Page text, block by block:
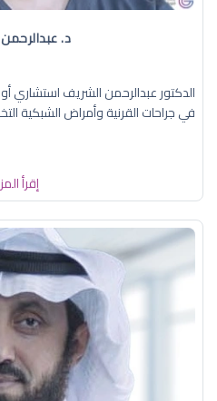
د.
الدكتور عبدالرحمن الشريف
في جراحات القرنية وأمراض الشبكية
إقرأ